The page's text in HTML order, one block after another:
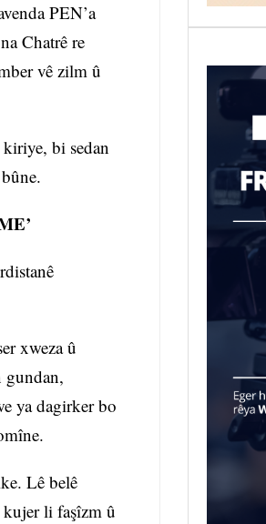
PEN’a
Chatrê re
vê zilm û
bi sedan
xweza û
gundan,
ya dagirker bo
Lê belê
kujer li faşîzm û